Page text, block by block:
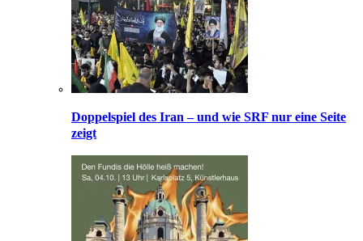
Doppelspiel des Iran – und wie SRF nur eine Seite
zeigt